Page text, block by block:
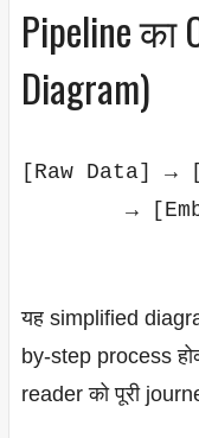
Pipeline का
Diagram)
[Raw Data]
→
यह simplified
by-step process
reader को पूरी